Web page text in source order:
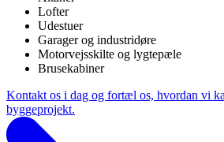
Lofter
Udestuer
Garager og industridøre
Motorvejsskilte og lygtepæle
Brusekabiner
Kontakt os i dag og fortæl os, hvordan vi
byggeprojekt.